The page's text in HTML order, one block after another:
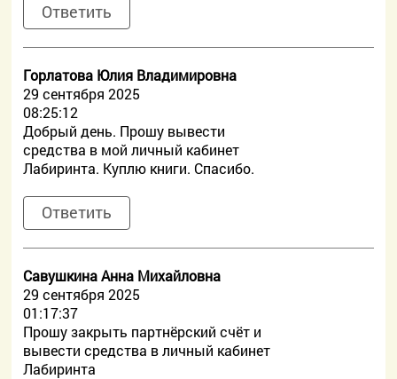
Ответить
Горлатова Юлия Владимировна
29 сентября 2025
08:25:12
Добрый день. Прошу вывести
средства в мой личный кабинет
Лабиринта. Куплю книги. Спасибо.
Ответить
Савушкина Анна Михайловна
29 сентября 2025
01:17:37
Прошу закрыть партнёрский счёт и
вывести средства в личный кабинет
Лабиринта